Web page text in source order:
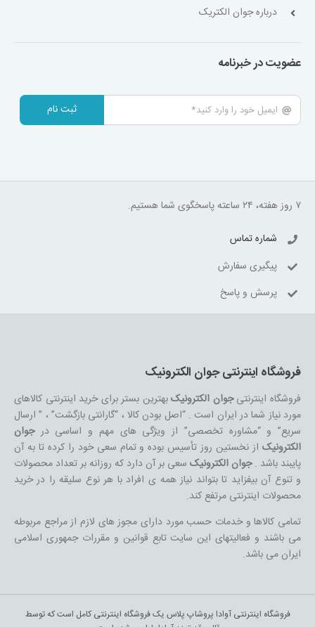
درباره جوان الکتریک
عضویت در خبرنامه
ثبت نام
۷ روز هفته، ۲۴ ساعته پاسخگوی شما هستیم.
شماره تماس
پیگیری سفارش
پرسش و پاسخ
فروشگاه اینترنتی جوان الکترونیک
فروشگاه اینترنتیجوان الکترونیکبهترین بستر برای خرید اینترنتی کالاهای
مورد نیاز شما در ایران است . “اصل بودن کالا ، “گارانتی بازگشت” ، ” ارسال
سریع” و “مشاوره تخصصی” از ویژگی های مهم و اساسی درجوان
الکترونیکاز نخستین روز تأسیس بوده و تمام سعی خود را کرده تا به آن
پایبند باشد .جوان الکترونیکسعی بر آن دارد که روزانه بر تعداد محصولات
و تنوع آن بیفزاید تا بتواند نیاز همه ی افراد با هر نوع سلیقه را در خرید
محصولات اینترنتی مرتفع کند.
تمامی کالاها و خدمات حسب مورد دارای مجوز های لازم از مراجع مربوطه
می باشند و فعالیتهای این سایت تابع قوانین و مقررات جمهوری اسلامی
ایران می باشد.
فروشگاه اینترنتی آوادا پروشاپ پلاس یک فروشگاه اینترنتی کامل است که توسط